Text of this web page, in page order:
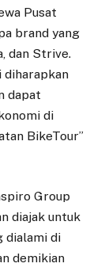
Pusat
brand yang
dan Strive.
diharapkan
dapat
di
BikeTour”
Group
diajak untuk
dialami di
demikian